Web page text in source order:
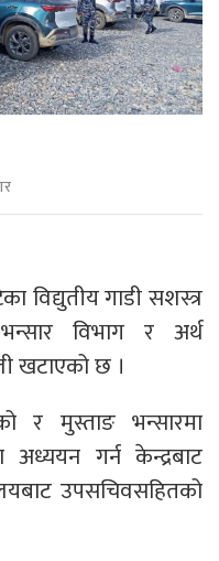
विद्युतीय गाडी सशस्त्र
विभाग र अर्थ
खटाएको छ ।
र मुस्ताङ भन्सारमा
गर्न केन्द्रबाट
उपसचिवसहितको